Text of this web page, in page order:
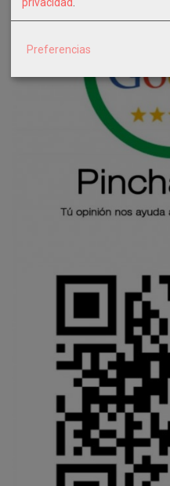
Preferencias